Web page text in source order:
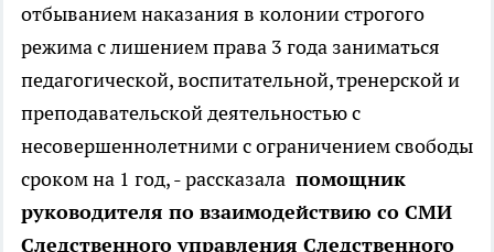
отбыванием наказания в колонии строгого
режима с лишением права 3 года заниматься
педагогической, воспитательной, тренерской и
преподавательской деятельностью с
несовершеннолетними с ограничением свободы
сроком на 1 год, - рассказала помощник
руководителя по взаимодействию со СМИ
Следственного управления Следственного